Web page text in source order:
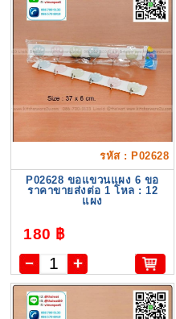
รหัส : P02628
P02628 ขอแขวนแผง 6 ขอ
ราคาขายส่งต่อ 1 โหล : 12
แผง
180 ฿